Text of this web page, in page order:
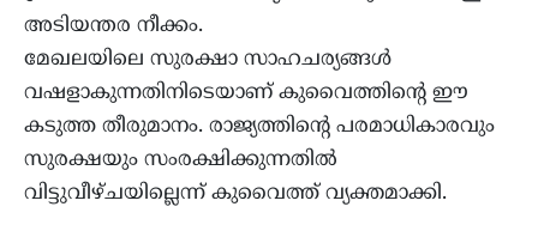
അടിയന്തര നീക്കം.
മേഖലയിലെ സുരക്ഷാ സാഹചര്യങ്ങൾ
വഷളാകുന്നതിനിടെയാണ് കുവൈത്തിൻ്റെ ഈ
കടുത്ത തീരുമാനം. രാജ്യത്തിൻ്റെ പരമാധികാരവും
സുരക്ഷയും സംരക്ഷിക്കുന്നതിൽ
വിട്ടുവീഴ്ചയില്ലെന്ന് കുവൈത്ത് വ്യക്തമാക്കി.